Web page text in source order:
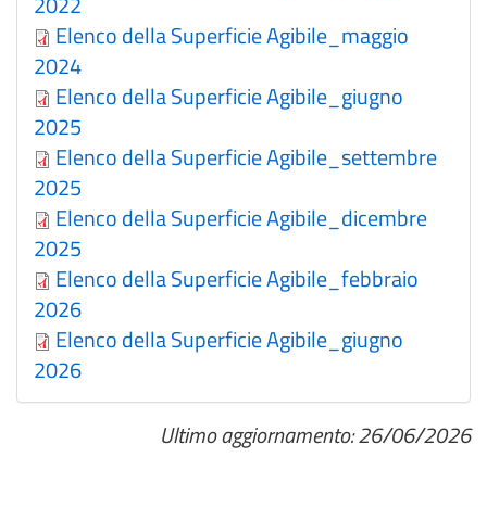
Elenco della Superficie Agibile_maggio
2024
Elenco della Superficie Agibile_giugno
2025
Elenco della Superficie Agibile_settembre
2025
Elenco della Superficie Agibile_dicembre
2025
Elenco della Superficie Agibile_febbraio
2026
Elenco della Superficie Agibile_giugno
2026
Ultimo aggiornamento: 26/06/2026